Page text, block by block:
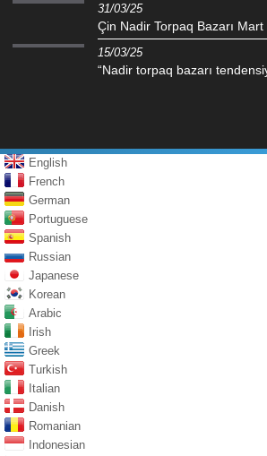
31/03/25
Çin Nadir Torpaq Bazarı Mart
15/03/25
“Nadir torpaq bazarı
English
French
German
Portuguese
Spanish
Russian
Japanese
Korean
Arabic
Irish
Greek
Turkish
Italian
Danish
Romanian
Indonesian